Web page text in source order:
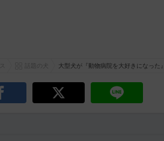
大型犬が『動物病院を大好きになっ